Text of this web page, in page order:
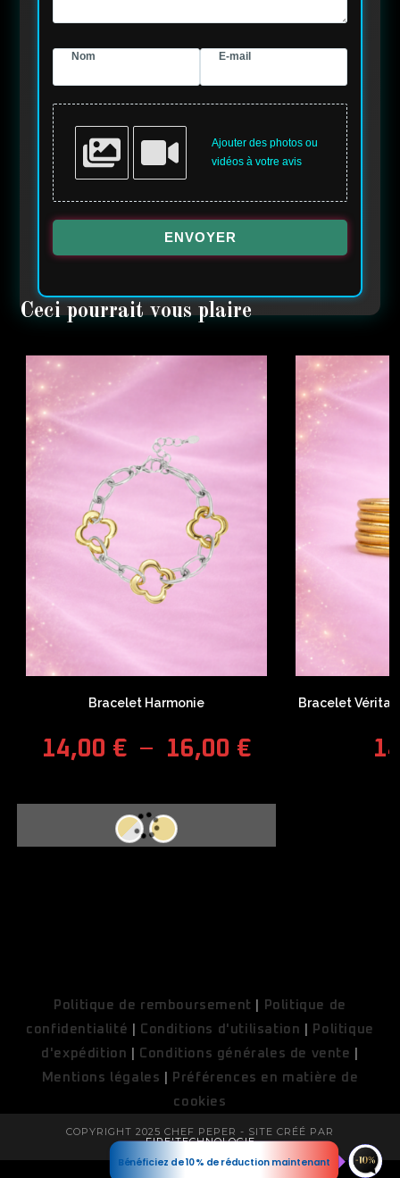
Nom E-mail
Ajouter des photos ou
vidéos à votre avis
ENVOYER
Bracelet Harmonie
14,00 € – 16,00 €
Bracelet
Politique de remboursement
Politique de
confidentialité
Conditions d'utilisation
Politique
d'expédition
Conditions générales de vente
Mentions légales
Préférences en matière de
cookies
COPYRIGHT 2025 CHEF PEPER - SITE CRÉÉ PAR
FIRE'TECHNOLOGIE
Bénéficiez de 10% de réduction maintenant